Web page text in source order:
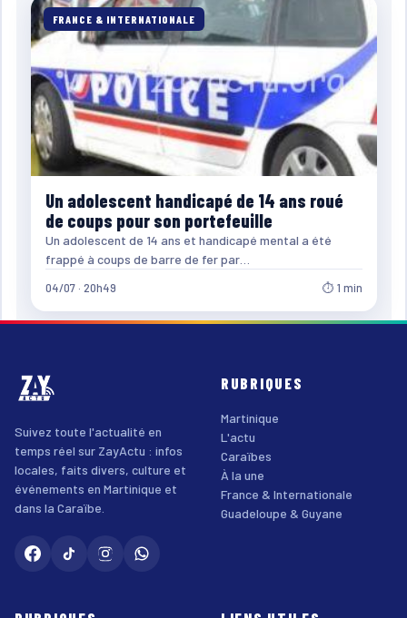
FRANCE & INTERNATIONALE
Un adolescent handicapé de 14 ans roué
de coups pour son portefeuille
Un adolescent de 14 ans et handicapé mental a été
frappé à coups de barre de fer par…
04/07 · 20h49 ⏱ 1 min
Suivez toute l'actualité en
temps réel sur ZayActu : infos
locales, faits divers, culture et
événements en Martinique et
dans la Caraïbe.
RUBRIQUES
Martinique
L'actu
Caraïbes
À la une
France & Internationale
Guadeloupe & Guyane